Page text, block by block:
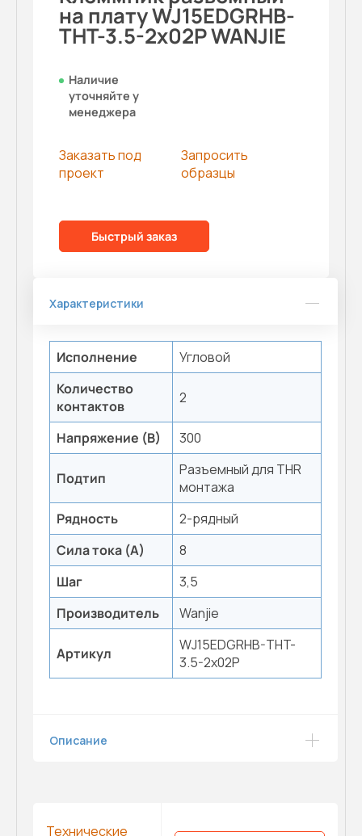
на плату WJ15EDGRHB-
THT-3.5-2x02P WANJIE
Наличие
уточняйте у
менеджера
Заказать под
проект
Запросить
образцы
Быстрый заказ
Характеристики
Исполнение
Угловой
Количество
контактов
2
Напряжение (В) 300
Подтип
Разъемный для THR
монтажа
Рядность
2-рядный
Сила тока (А)
8
Шаг
3,5
Производитель
Wanjie
Артикул
WJ15EDGRHB-THT-
3.5-2x02P
Описание
Технические